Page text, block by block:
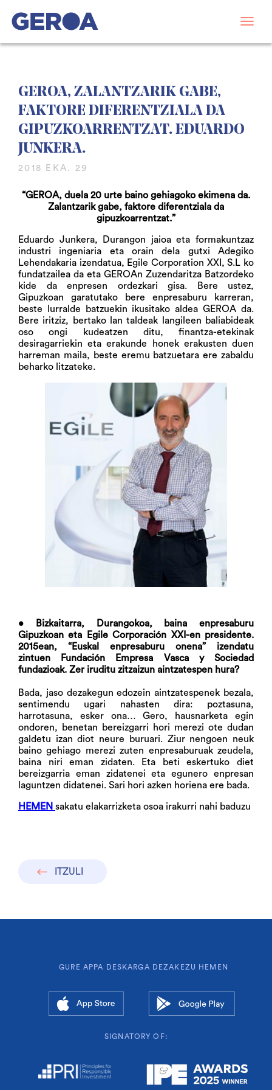
GEROA, ZALANTZARIK GABE,
FAKTORE DIFERENTZIALA DA
GIPUZKOARRENTZAT. EDUARDO
JUNKERA.
2018 EKA. 29
“GEROA, duela 20 urte baino gehiagoko ekimena da.
Zalantzarik gabe, faktore diferentziala da
gipuzkoarrentzat.”
Eduardo Junkera, Durangon jaioa eta formakuntzaz
industri ingeniaria eta orain dela gutxi Adegiko
Lehendakaria izendatua, Egile Corporation XXI, S.L ko
fundatzailea da eta GEROAn Zuzendaritza Batzordeko
kide da enpresen ordezkari gisa. Bere ustez,
Gipuzkoan garatutako bere enpresaburu karreran,
beste lurralde batzuekin ikusitako aldea GEROA da.
Bere iritziz, bertako lan taldeak langileen baliabideak
oso ongi kudeatzen ditu, finantza-etekinak
desiragarriekin eta erakunde honek erakusten duen
harreman maila, beste eremu batzuetara ere zabaldu
beharko litzateke.
• Bizkaitarra, Durangokoa, baina enpresaburu
Gipuzkoan eta Egile Corporación XXI-en presidente.
2015ean, “Euskal enpresaburu onena” izendatu
zintuen Fundación Empresa Vasca y Sociedad
fundazioak. Zer iruditu zitzaizun aintzatespen hura?
Bada, jaso dezakegun edozein aintzatespenek bezala,
sentimendu ugari nahasten dira: poztasuna,
harrotasuna, esker ona… Gero, hausnarketa egin
ondoren, benetan bereizgarri hori merezi ote dudan
galdetu izan diot neure buruari. Ziur nengoen neuk
baino gehiago merezi zuten enpresaburuak zeudela,
baina niri eman zidaten. Eta beti eskertuko diet
bereizgarria eman zidatenei eta egunero enpresan
laguntzen didatenei. Sari hori azken horiena ere bada.
HEMEN sakatu elakarrizketa osoa irakurri nahi baduzu
ITZULI
GURE APPA DESKARGA DEZAKEZU HEMEN
SIGNATORY OF: